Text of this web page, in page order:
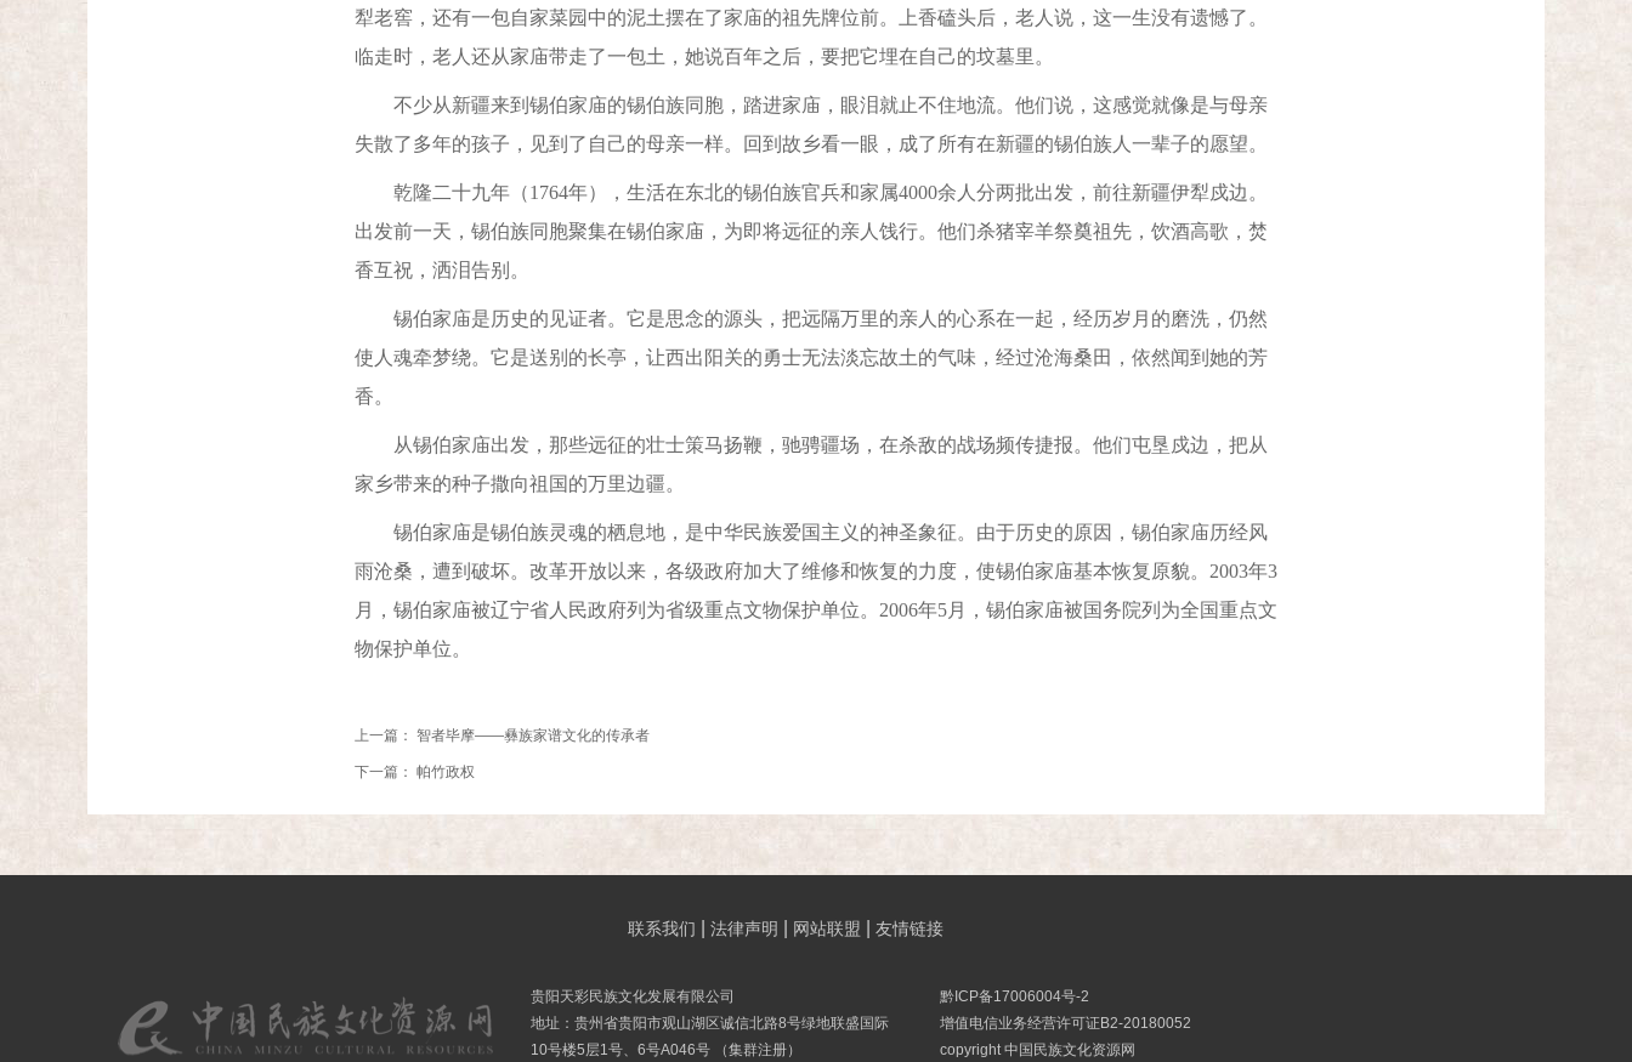
犁老窖，还有一包自家菜园中的泥土摆在了家庙的祖先牌位前。上香磕头后，老人说，这一生没有遗憾了。
临走时，老人还从家庙带走了一包土，她说百年之后，要把它埋在自己的坟墓里。
不少从新疆来到锡伯家庙的锡伯族同胞，踏进家庙，眼泪就止不住地流。他们说，这感觉就像是与母亲
失散了多年的孩子，见到了自己的母亲一样。回到故乡看一眼，成了所有在新疆的锡伯族人一辈子的愿望。
乾隆二十九年（1764年），生活在东北的锡伯族官兵和家属4000余人分两批出发，前往新疆伊犁戍边。
出发前一天，锡伯族同胞聚集在锡伯家庙，为即将远征的亲人饯行。他们杀猪宰羊祭奠祖先，饮酒高歌，焚
香互祝，洒泪告别。
锡伯家庙是历史的见证者。它是思念的源头，把远隔万里的亲人的心系在一起，经历岁月的磨洗，仍然
使人魂牵梦绕。它是送别的长亭，让西出阳关的勇士无法淡忘故土的气味，经过沧海桑田，依然闻到她的芳
香。
从锡伯家庙出发，那些远征的壮士策马扬鞭，驰骋疆场，在杀敌的战场频传捷报。他们屯垦戍边，把从
家乡带来的种子撒向祖国的万里边疆。
锡伯家庙是锡伯族灵魂的栖息地，是中华民族爱国主义的神圣象征。由于历史的原因，锡伯家庙历经风
雨沧桑，遭到破坏。改革开放以来，各级政府加大了维修和恢复的力度，使锡伯家庙基本恢复原貌。2003年3
月，锡伯家庙被辽宁省人民政府列为省级重点文物保护单位。2006年5月，锡伯家庙被国务院列为全国重点文
物保护单位。
上一篇： 智者毕摩——彝族家谱文化的传承者
下一篇： 帕竹政权
联系我们 法律声明 网站联盟 友情链接
贵阳天彩民族文化发展有限公司
地址：贵州省贵阳市观山湖区诚信北路8号绿地联盛国际
10号楼5层1号、6号A046号 （集群注册）
黔ICP备17006004号-2
增值电信业务经营许可证B2-20180052
copyright 中国民族文化资源网